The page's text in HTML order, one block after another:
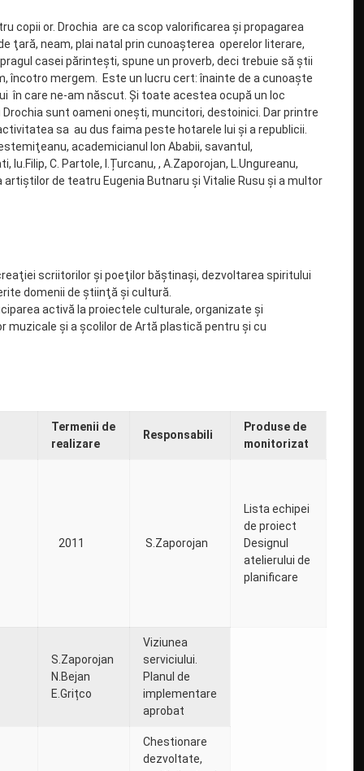
copii or. Drochia are ca scop valorificarea şi propagarea
ţară, neam, plai natal prin cunoaşterea operelor literare,
casei părinteşti, spune un proverb, deci trebuie să ştii
încotro mergem. Este un lucru cert: înainte de a cunoaşte
în care ne-am născut. Și toate acestea ocupă un loc
sunt oameni oneşti, muncitori, destoinici. Dar printre
sa au dus faima peste hotarele lui şi a republicii.
academicianul Ion Ababii, savantul,
C. Partole, I.Țurcanu, , A.Zaporojan, L.Ungureanu,
artiştilor de teatru Eugenia Butnaru şi Vitalie Rusu şi a multor
scriitorilor şi poeţilor băştinaşi, dezvoltarea spiritului
domenii de ştiinţă şi cultură.
activă la proiectele culturale, organizate şi
muzicale şi a şcolilor de Artă plastică pentru şi cu
Termenii de
realizare
Responsabili
Produse de
monitorizat
2011 S.Zaporojan
Lista echipei
de proiect
Designul
atelierului de
planificare
S.Zaporojan
N.Bejan
E.Grițco
Viziunea
serviciului.
Planul de
implementare
aprobat
Chestionare
dezvoltate,